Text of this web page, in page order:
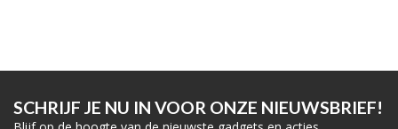
SCHRIJF JE NU IN VOOR ONZE NIEUWSBRIEF!